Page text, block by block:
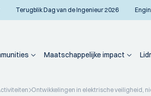
Terugblik Dag van de Ingenieur 2026
Maatschappelijke impact
Ontwikkelingen in elektrische veiligheid,